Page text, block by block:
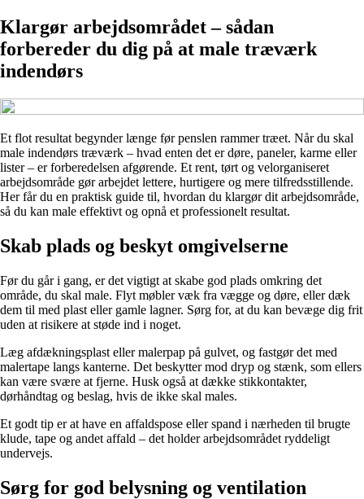
Klargør arbejdsområdet – sådan
forbereder du dig på at male træværk
indendørs
Et flot resultat begynder længe før penslen rammer træet. Når du skal
male indendørs træværk – hvad enten det er døre, paneler, karme eller
lister – er forberedelsen afgørende. Et rent, tørt og velorganiseret
arbejdsområde gør arbejdet lettere, hurtigere og mere tilfredsstillende.
Her får du en praktisk guide til, hvordan du klargør dit arbejdsområde,
så du kan male effektivt og opnå et professionelt resultat.
Skab plads og beskyt omgivelserne
Før du går i gang, er det vigtigt at skabe god plads omkring det
område, du skal male. Flyt møbler væk fra vægge og døre, eller dæk
dem til med plast eller gamle lagner. Sørg for, at du kan bevæge dig frit
uden at risikere at støde ind i noget.
Læg afdækningsplast eller malerpap på gulvet, og fastgør det med
malertape langs kanterne. Det beskytter mod dryp og stænk, som ellers
kan være svære at fjerne. Husk også at dække stikkontakter,
dørhåndtag og beslag, hvis de ikke skal males.
Et godt tip er at have en affaldspose eller spand i nærheden til brugte
klude, tape og andet affald – det holder arbejdsområdet ryddeligt
undervejs.
Sørg for god belysning og ventilation